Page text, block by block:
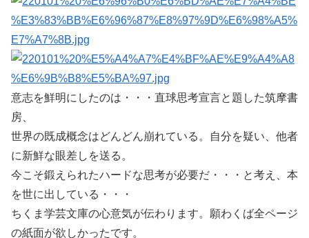
意志を鮮明にしたのは・・・直球思考宣言と題した筑摩書
房、
世界の既成概念はどんどん崩れている。自分を疑い、他者
に新鮮な眼差しを送る。
今こそ鍛えられたハードな思考が必要だ・・・と考え、本
を世に出している・・・
ちくま学芸文庫の心意気が伝わります。願わくば全ページ
の紙面が欲しかったです。